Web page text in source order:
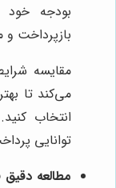
بودجه
بازپرداخت
مقایسه
می‌کند تا
انتخاب
توانایی
مطالعه دقیق